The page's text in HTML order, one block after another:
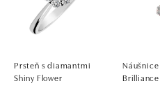
Prsteň s diamantmi
Shiny Flower
Brilliance